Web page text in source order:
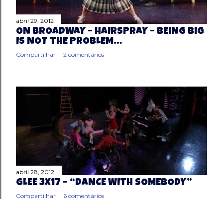
abril 29, 2012
ON BROADWAY – HAIRSPRAY – BEING BIG
IS NOT THE PROBLEM…
Compartilhar 2 comentários
abril 28, 2012
GLEE 3X17 – “DANCE WITH SOMEBODY”
Compartilhar 6 comentários